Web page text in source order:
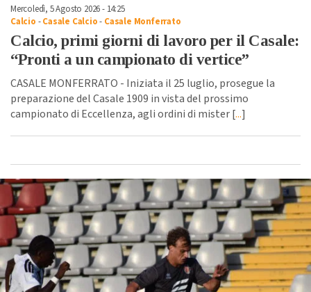
Mercoledì, 5 Agosto 2026 - 14:25
Calcio -Casale Calcio- Casale Monferrato
Calcio, primi giorni di lavoro per il Casale:
“Pronti a un campionato di vertice”
CASALE MONFERRATO - Iniziata il 25 luglio, prosegue la
preparazione del Casale 1909 in vista del prossimo
campionato di Eccellenza, agli ordini di mister [...]